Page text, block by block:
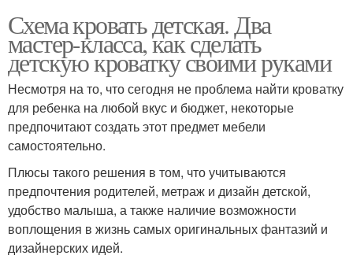
Схема кровать детская. Два
мастер-класса, как сделать
детскую кроватку своими руками
Несмотря на то, что сегодня не проблема найти кроватку
для ребенка на любой вкус и бюджет, некоторые
предпочитают создать этот предмет мебели
самостоятельно.
Плюсы такого решения в том, что учитываются
предпочтения родителей, метраж и дизайн детской,
удобство малыша, а также наличие возможности
воплощения в жизнь самых оригинальных фантазий и
дизайнерских идей.